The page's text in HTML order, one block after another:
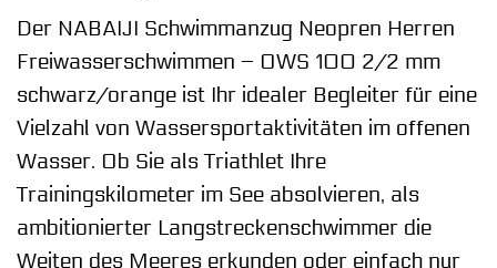
Der NABAIJI Schwimmanzug Neopren Herren
Freiwasserschwimmen – OWS 100 2/2 mm
schwarz/orange ist Ihr idealer Begleiter für eine
Vielzahl von Wassersportaktivitäten im offenen
Wasser. Ob Sie als Triathlet Ihre
Trainingskilometer im See absolvieren, als
ambitionierter Langstreckenschwimmer die
Weiten des Meeres erkunden oder einfach nur